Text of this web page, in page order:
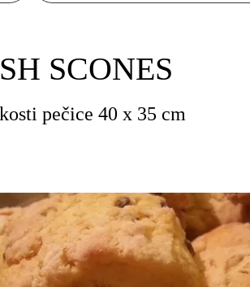
SCONES
pečice 40 x 35 cm